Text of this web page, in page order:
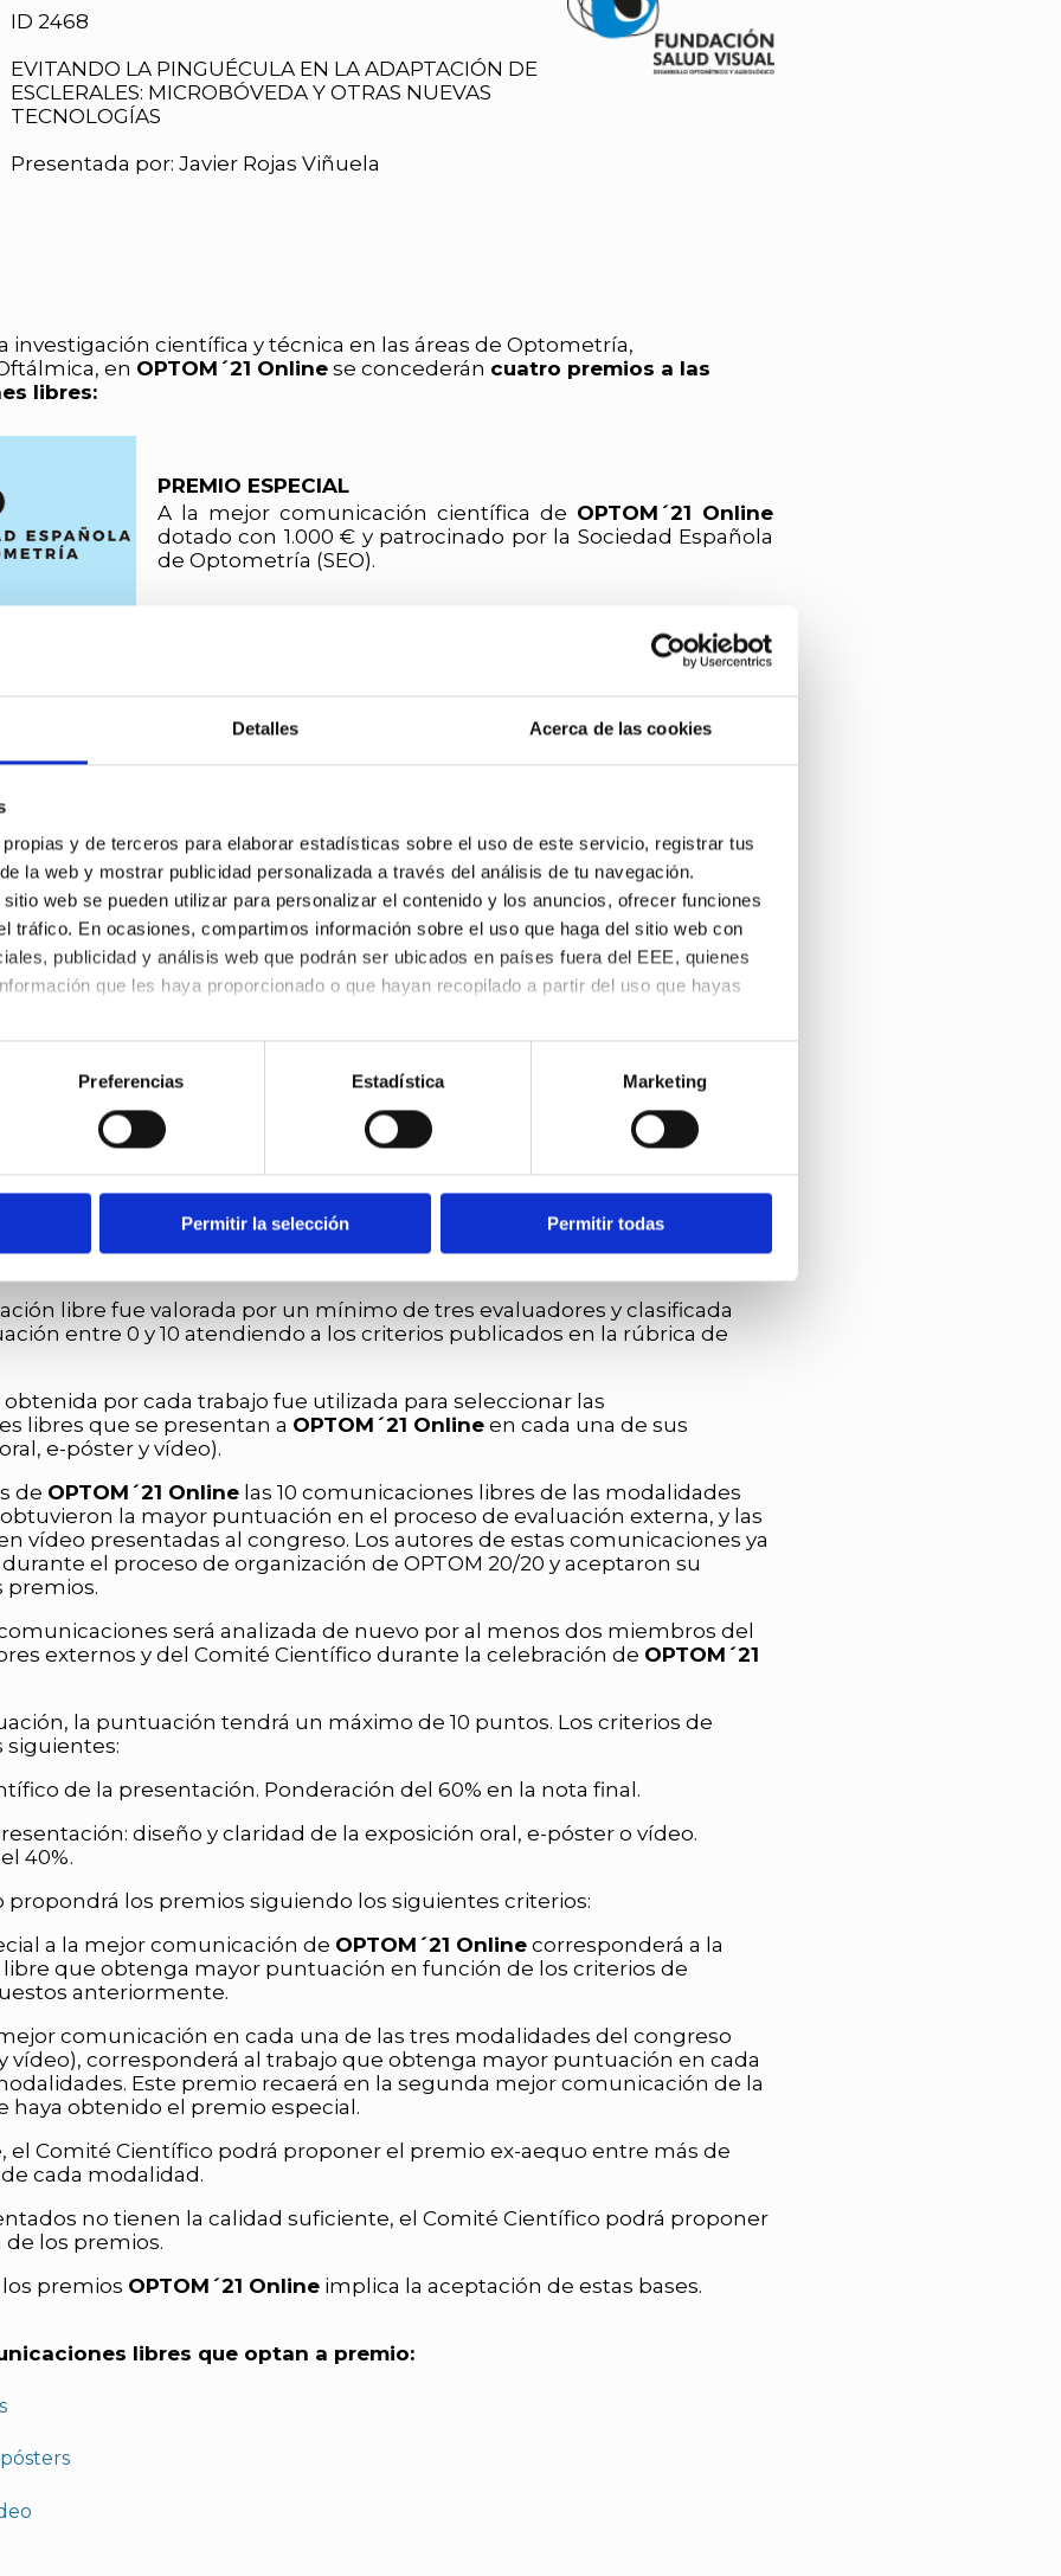
Detalles Acerca de las cookies
y de terceros para elaborar estadísticas sobre el uso de este servicio, registrar tus
la web y mostrar publicidad personalizada a través del análisis de tu navegación.
web se pueden utilizar para personalizar el contenido y los anuncios, ofrecer funciones
tráfico. En ocasiones, compartimos información sobre el uso que haga del sitio web con
publicidad y análisis web que podrán ser ubicados en países fuera del EEE, quienes
que les haya proporcionado o que hayan recopilado a partir del uso que hayas
configurar o rechazar su uso indicando a continuación tus preferencias. Puedes
el uso de cookies y tus derechos en nuestra Política de Cookies
Preferencias Estadística Marketing
Permitir la selección Permitir todas
ID 2468
EVITANDO LA PINGUÉCULA EN LA ADAPTACIÓN DE
ESCLERALES: MICROBÓVEDA Y OTRAS NUEVAS
TECNOLOGÍAS
Presentada por: Javier Rojas Viñuela
investigación científica y técnica en las áreas de Optometría,
en OPTOM´21 Online se concederán cuatro premios a las
libres:
PREMIO ESPECIAL
A la mejor comunicación científica de OPTOM´21 Online
dotado con 1.000 € y patrocinado por la Sociedad Española
de Optometría (SEO).
UN PREMIO a la mejor comunicación oral, UN PREMIO al
mejor e-póster y UN PREMIO a la mejor presentación en
Fundación Salud Visual (FUNSAVI).
se realizará siguiendo criterios de concurrencia competitiva
aOPTOM´21 Onlineen forma de comunicaciones libres.
congreso de 2020 a 2021, no se ha abierto un nuevo proceso para el
libres paraOPTOM´21 Online . Las comunicaciones libres
20/20 (orales, e-pósteres y videos) serán presentadas en OPTOM´21
han confirmado su interés en mantener su participación han actualizado
Científico ha comprobado que estas actualizaciones no suponen un
de los resúmenes enviados inicialmente y que fueron aceptados en su
Online.
de
OPTOM´21 Online
es el órgano encargado de proponer los premios
los criterios que se desarrollan en estas bases. El Comité Organizador de
el responsable de adjudicar los premios. Su fallo será inapelable.
libre fue valorada por un mínimo de tres evaluadores y clasificada
entre 0 y 10 atendiendo a los criterios publicados en la rúbrica de
por cada trabajo fue utilizada para seleccionar las
libres que se presentan a OPTOM´21 Online en cada una de sus
e-póster y vídeo).
de OPTOM´21 Online las 10 comunicaciones libres de las modalidades
la mayor puntuación en el proceso de evaluación externa, y las
vídeo presentadas al congreso. Los autores de estas comunicaciones ya
el proceso de organización de OPTOM 20/20 y aceptaron su
premios.
será analizada de nuevo por al menos dos miembros del
externos y del Comité Científico durante la celebración de OPTOM´21
la puntuación tendrá un máximo de 10 puntos. Los criterios de
siguientes:
de la presentación. Ponderación del 60% en la nota final.
diseño y claridad de la exposición oral, e-póster o vídeo.
40%.
propondrá los premios siguiendo los siguientes criterios:
a la mejor comunicación de OPTOM´21 Online corresponderá a la
que obtenga mayor puntuación en función de los criterios de
anteriormente.
comunicación en cada una de las tres modalidades del congreso
vídeo), corresponderá al trabajo que obtenga mayor puntuación en cada
Este premio recaerá en la segunda mejor comunicación de la
haya obtenido el premio especial.
el Comité Científico podrá proponer el premio ex-aequo entre más de
cada modalidad.
no tienen la calidad suficiente, el Comité Científico podrá proponer
los premios.
premios OPTOM´21 Online implica la aceptación de estas bases.
libres que optan a premio: